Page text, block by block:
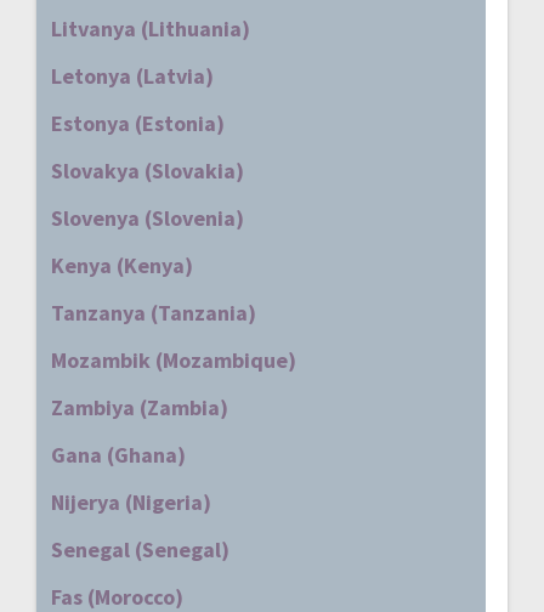
Litvanya (Lithuania)
Letonya (Latvia)
Estonya (Estonia)
Slovakya (Slovakia)
Slovenya (Slovenia)
Kenya (Kenya)
Tanzanya (Tanzania)
Mozambik (Mozambique)
Zambiya (Zambia)
Gana (Ghana)
Nijerya (Nigeria)
Senegal (Senegal)
Fas (Morocco)